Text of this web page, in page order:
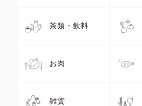
茶類・飲料
お肉
雑貨